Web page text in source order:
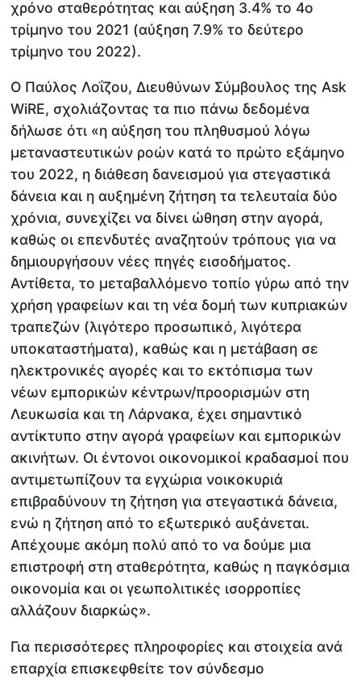
χρόνο σταθερότητας και αύξηση 3.4% το 4ο
τρίμηνο του 2021 (αύξηση 7.9% το δεύτερο
τρίμηνο του 2022).
Ο Παύλος Λοΐζου, Διευθύνων Σύμβουλος της Ask
WiRE, σχολιάζοντας τα πιο πάνω δεδομένα
δήλωσε ότι «η αύξηση του πληθυσμού λόγω
μεταναστευτικών ροών κατά το πρώτο εξάμηνο
του 2022, η διάθεση δανεισμού για στεγαστικά
δάνεια και η αυξημένη ζήτηση τα τελευταία δύο
χρόνια, συνεχίζει να δίνει ώθηση στην αγορά,
καθώς οι επενδυτές αναζητούν τρόπους για να
δημιουργήσουν νέες πηγές εισοδήματος.
Αντίθετα, το μεταβαλλόμενο τοπίο γύρω από την
χρήση γραφείων και τη νέα δομή των κυπριακών
τραπεζών (λιγότερο προσωπικό, λιγότερα
υποκαταστήματα), καθώς και η μετάβαση σε
ηλεκτρονικές αγορές και το εκτόπισμα των
νέων εμπορικών κέντρων/προορισμών στη
Λευκωσία και τη Λάρνακα, έχει σημαντικό
αντίκτυπο στην αγορά γραφείων και εμπορικών
ακινήτων. Οι έντονοι οικονομικοί κραδασμοί που
αντιμετωπίζουν τα εγχώρια νοικοκυριά
επιβραδύνουν τη ζήτηση για στεγαστικά δάνεια,
ενώ η ζήτηση από το εξωτερικό αυξάνεται.
Απέχουμε ακόμη πολύ από το να δούμε μια
επιστροφή στη σταθερότητα, καθώς η παγκόσμια
οικονομία και οι γεωπολιτικές ισορροπίες
αλλάζουν διαρκώς».
Για περισσότερες πληροφορίες και στοιχεία ανά
επαρχία επισκεφθείτε τον σύνδεσμο